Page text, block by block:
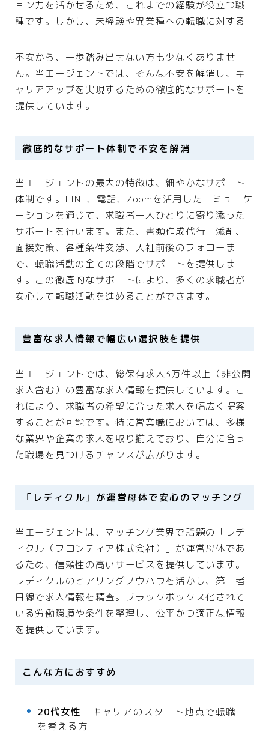
ョン力を活かせるため、これまでの経験が役立つ職
種です。しかし、未経験や異業種への転職に対する
不安から、一歩踏み出せない方も少なくありませ
ん。当エージェントでは、そんな不安を解消し、キ
ャリアアップを実現するための徹底的なサポートを
提供しています。
徹底的なサポート体制で不安を解消
当エージェントの最大の特徴は、細やかなサポート
体制です。LINE、電話、Zoomを活用したコミュニケ
ーションを通じて、求職者一人ひとりに寄り添った
サポートを行います。また、書類作成代行・添削、
面接対策、各種条件交渉、入社前後のフォローま
で、転職活動の全ての段階でサポートを提供しま
す。この徹底的なサポートにより、多くの求職者が
安心して転職活動を進めることができます。
豊富な求人情報で幅広い選択肢を提供
当エージェントでは、総保有求人3万件以上（非公開
求人含む）の豊富な求人情報を提供しています。こ
れにより、求職者の希望に合った求人を幅広く提案
することが可能です。特に営業職においては、多様
な業界や企業の求人を取り揃えており、自分に合っ
た職場を見つけるチャンスが広がります。
「レディクル」が運営母体で安心のマッチング
当エージェントは、マッチング業界で話題の「レデ
ィクル（フロンティア株式会社）」が運営母体であ
るため、信頼性の高いサービスを提供しています。
レディクルのヒアリングノウハウを活かし、第三者
目線で求人情報を精査。ブラックボックス化されて
いる労働環境や条件を整理し、公平かつ適正な情報
を提供しています。
こんな方におすすめ
20代女性 ：キャリアのスタート地点で転職
を考える方